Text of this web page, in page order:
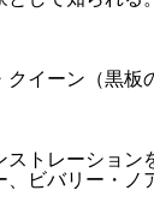
イーン（黒
トレーショ
ビバリー・ノ